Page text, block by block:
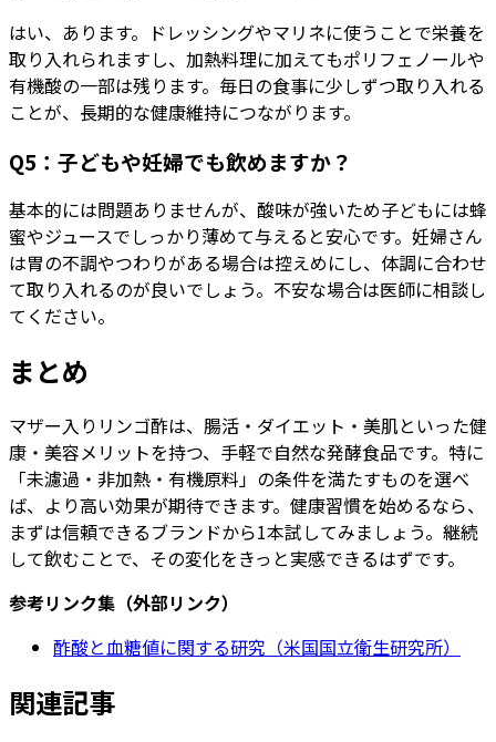
はい、あります。ドレッシングやマリネに使うことで栄養を
取り入れられますし、加熱料理に加えてもポリフェノールや
有機酸の一部は残ります。毎日の食事に少しずつ取り入れる
ことが、長期的な健康維持につながります。
Q5：子どもや妊婦でも飲めますか？
基本的には問題ありませんが、酸味が強いため子どもには蜂
蜜やジュースでしっかり薄めて与えると安心です。妊婦さん
は胃の不調やつわりがある場合は控えめにし、体調に合わせ
て取り入れるのが良いでしょう。不安な場合は医師に相談し
てください。
まとめ
マザー入りリンゴ酢は、腸活・ダイエット・美肌といった健
康・美容メリットを持つ、手軽で自然な発酵食品です。特に
「未濾過・非加熱・有機原料」の条件を満たすものを選べ
ば、より高い効果が期待できます。健康習慣を始めるなら、
まずは信頼できるブランドから1本試してみましょう。継続
して飲むことで、その変化をきっと実感できるはずです。
参考リンク集（外部リンク）
酢酸と血糖値に関する研究（米国国立衛生研究所）
関連記事